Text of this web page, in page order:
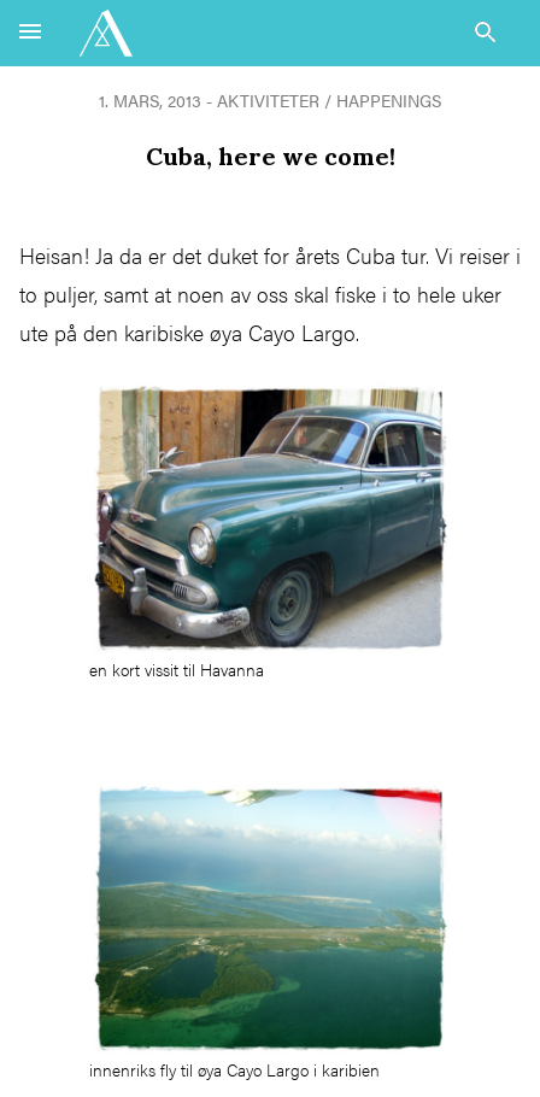
1. MARS, 2013 - AKTIVITETER / HAPPENINGS
Cuba, here we come!
Heisan! Ja da er det duket for årets Cuba tur. Vi reiser i
to puljer, samt at noen av oss skal fiske i to hele uker
ute på den karibiske øya Cayo Largo.
en kort vissit til Havanna
innenriks fly til øya Cayo Largo i karibien